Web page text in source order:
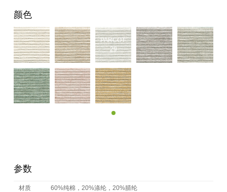
颜色
PARCOT-
29
参数
材质
60%纯棉，20%涤纶，20%腈纶